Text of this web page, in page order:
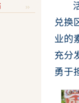
兑换
业的
充分
勇于